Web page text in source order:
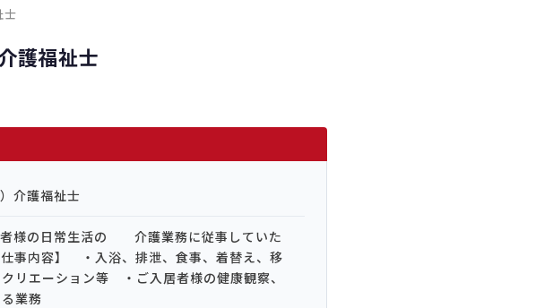
士
護福祉士
介護福祉士
様の日常生活の 介護業務に従事していた
内容】 ・入浴、排泄、食事、着替え、移
エーション等 ・ご入居者様の健康観察、
業務